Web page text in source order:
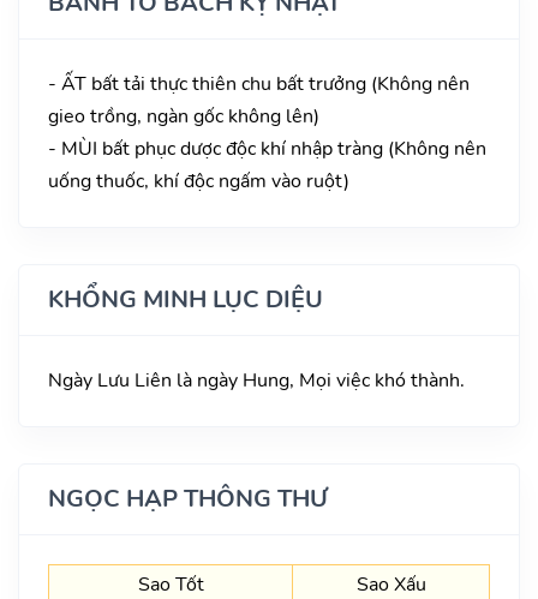
- ẤT bất tải thực thiên chu bất trưởng (Không nên
gieo trồng, ngàn gốc không lên)
- MÙI bất phục dược độc khí nhập tràng (Không nên
uống thuốc, khí độc ngấm vào ruột)
KHỔNG MINH LỤC DIỆU
Ngày Lưu Liên là ngày Hung, Mọi việc khó thành.
NGỌC HẠP THÔNG THƯ
Sao Tốt Sao Xấu